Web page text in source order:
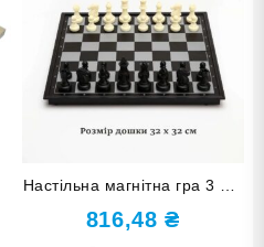
Настільна магнітна гра 3 в 1
Р24160
816,48₴